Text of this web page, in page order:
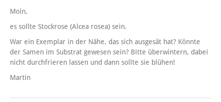
Moin,
es sollte Stockrose (Alcea rosea) sein.
War ein Exemplar in der Nähe, das sich ausgesät hat? Könnte
der Samen im Substrat gewesen sein? Bitte überwintern, dabei
nicht durchfrieren lassen und dann sollte sie blühen!
Martin